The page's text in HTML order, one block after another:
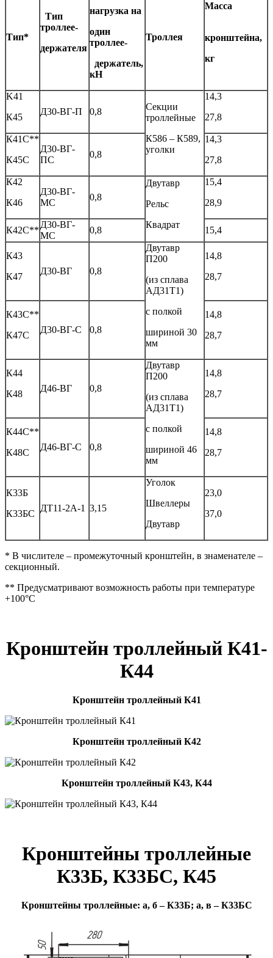
Тип*
Тип
троллее-
держателя
нагрузка на
один
троллее-
держатель,
кН
Троллея
Масса
кронштейна,
кг
K41
К45
Д30-ВГ-П 0,8
Секции
троллейные
К586 – К589,
уголки
14,3
27,8
К41С**
К45С
Д30-ВГ-
ПС
0,8
14,3
27,8
К42
К46
Д30-ВГ-
МС
0,8
Двутавр
Рельс
Квадрат
15,4
28,9
К42С**
Д30-ВГ-
МС
0,8 15,4
К43
К47
Д30-ВГ 0,8
Двутавр
П200
(из сплава
АД31Т1)
с полкой
шириной 30
мм
14,8
28,7
К43С**
К47С
Д30-ВГ-С 0,8
14,8
28,7
К44
К48
Д46-ВГ 0,8
Двутавр
П200
(из сплава
АД31Т1)
с полкой
шириной 46
мм
14,8
28,7
К44С**
К48С
Д46-ВГ-С 0,8
14,8
28,7
К33Б
К33БС
ДТ11-2А-1 3,15
Уголок
Швеллеры
Двутавр
23,0
37,0
* В числителе – промежуточный кронштейн, в знаменателе –
секционный.
** Предусматривают возможность работы при температуре
+100°С
Кронштейн троллейный К41-
К44
Кронштейн троллейный К41
Кронштейн троллейный К42
Кронштейн троллейный К43, К44
Кронштейны троллейные
К33Б, К33БС, К45
Кронштейны троллейные: а, б – К33Б; а, в – К33БС